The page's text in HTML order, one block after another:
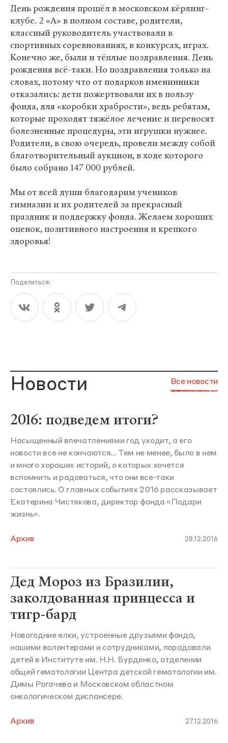
День рождения прошёл в московском кёрлинг-
клубе. 2 «А» в полном составе, родители,
классный руководитель участвовали в
спортивных соревнованиях, в конкурсах, играх.
Конечно же, были и тёплые поздравления. День
рождения всё-таки. Но поздравления только на
словах, потому что от подарков именинники
отказались: дети пожертвовали их в пользу
фонда, для «коробки храбрости», ведь ребятам,
которые проходят тяжёлое лечение и переносят
болезненные процедуры, эти игрушки нужнее.
Родители, в свою очередь, провели между собой
благотворительный аукцион, в ходе которого
было собрано 147 000 рублей.
Мы от всей души благодарим учеников
гимназии и их родителей за прекрасный
праздник и поддержку фонда. Желаем хороших
оценок, позитивного настроения и крепкого
здоровья!
Поделиться:
Новости Все новости
2016: подведем итоги?
Насыщенный впечатлениями год уходит, а его
новости все не кончаются... Тем не менее, было в нем
и много хороших историй, о которых хочется
вспомнить и радоваться, что они все-таки
состоялись. О главных событиях 2016 рассказывает
Екатерина Чистякова, директор фонда «Подари
жизнь».
Архив 28.12.2016
Дед Мороз из Бразилии,
заколдованная принцесса и
тигр-бард
Новогодние елки, устроенные друзьями фонда,
нашими волонтерами и сотрудниками, порадовали
детей в Институте им. Н.Н. Бурденко, отделении
общей гематологии Центра детской гематологии им.
Димы Рогачева и Московском областном
онкологическом диспансере.
Архив 27.12.2016